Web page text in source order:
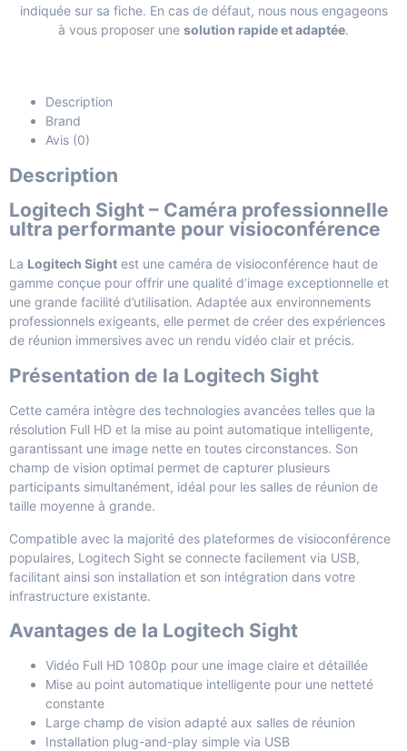
indiquée sur sa fiche. En cas de défaut, nous nous engageons
à vous proposer une solution rapide et adaptée.
Description
Brand
Avis (0)
Description
Logitech Sight – Caméra professionnelle
ultra performante pour visioconférence
La Logitech Sight est une caméra de visioconférence haut de
gamme conçue pour offrir une qualité d’image exceptionnelle et
une grande facilité d’utilisation. Adaptée aux environnements
professionnels exigeants, elle permet de créer des expériences
de réunion immersives avec un rendu vidéo clair et précis.
Présentation de la Logitech Sight
Cette caméra intègre des technologies avancées telles que la
résolution Full HD et la mise au point automatique intelligente,
garantissant une image nette en toutes circonstances. Son
champ de vision optimal permet de capturer plusieurs
participants simultanément, idéal pour les salles de réunion de
taille moyenne à grande.
Compatible avec la majorité des plateformes de visioconférence
populaires, Logitech Sight se connecte facilement via USB,
facilitant ainsi son installation et son intégration dans votre
infrastructure existante.
Avantages de la Logitech Sight
Vidéo Full HD 1080p pour une image claire et détaillée
Mise au point automatique intelligente pour une netteté
constante
Large champ de vision adapté aux salles de réunion
Installation plug-and-play simple via USB